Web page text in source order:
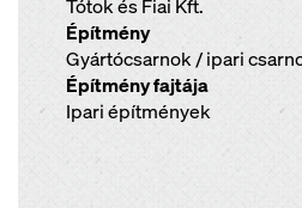
Tótok és Fiai Kft.
Építmény
Gyártócsarnok / ipari
Építmény fajtája
Ipari építmények